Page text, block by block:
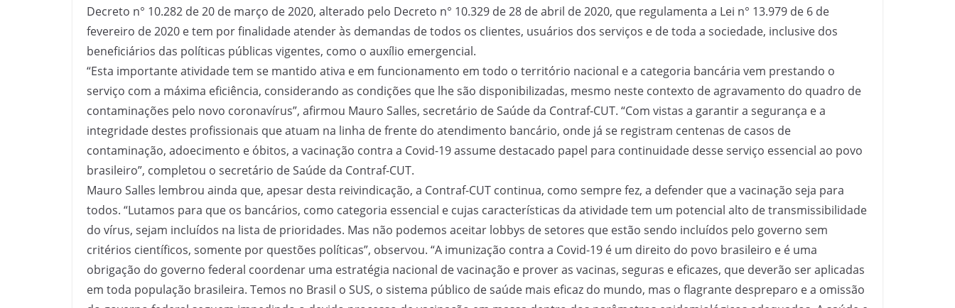
Decreto n° 10.282 de 20 de março de 2020, alterado pelo Decreto n° 10.329 de 28 de abril de 2020, que regulamenta a Lei n° 13.979 de 6 de
fevereiro de 2020 e tem por finalidade atender às demandas de todos os clientes, usuários dos serviços e de toda a sociedade, inclusive dos
beneficiários das políticas públicas vigentes, como o auxílio emergencial.
“Esta importante atividade tem se mantido ativa e em funcionamento em todo o território nacional e a categoria bancária vem prestando o
serviço com a máxima eficiência, considerando as condições que lhe são disponibilizadas, mesmo neste contexto de agravamento do quadro de
contaminações pelo novo coronavírus”, afirmou Mauro Salles, secretário de Saúde da Contraf-CUT. “Com vistas a garantir a segurança e a
integridade destes profissionais que atuam na linha de frente do atendimento bancário, onde já se registram centenas de casos de
contaminação, adoecimento e óbitos, a vacinação contra a Covid-19 assume destacado papel para continuidade desse serviço essencial ao povo
brasileiro”, completou o secretário de Saúde da Contraf-CUT.
Mauro Salles lembrou ainda que, apesar desta reivindicação, a Contraf-CUT continua, como sempre fez, a defender que a vacinação seja para
todos. “Lutamos para que os bancários, como categoria essencial e cujas características da atividade tem um potencial alto de transmissibilidade
do vírus, sejam incluídos na lista de prioridades. Mas não podemos aceitar lobbys de setores que estão sendo incluídos pelo governo sem
critérios científicos, somente por questões políticas”, observou. “A imunização contra a Covid-19 é um direito do povo brasileiro e é uma
obrigação do governo federal coordenar uma estratégia nacional de vacinação e prover as vacinas, seguras e eficazes, que deverão ser aplicadas
em toda população brasileira. Temos no Brasil o SUS, o sistema público de saúde mais eficaz do mundo, mas o flagrante despreparo e a omissão